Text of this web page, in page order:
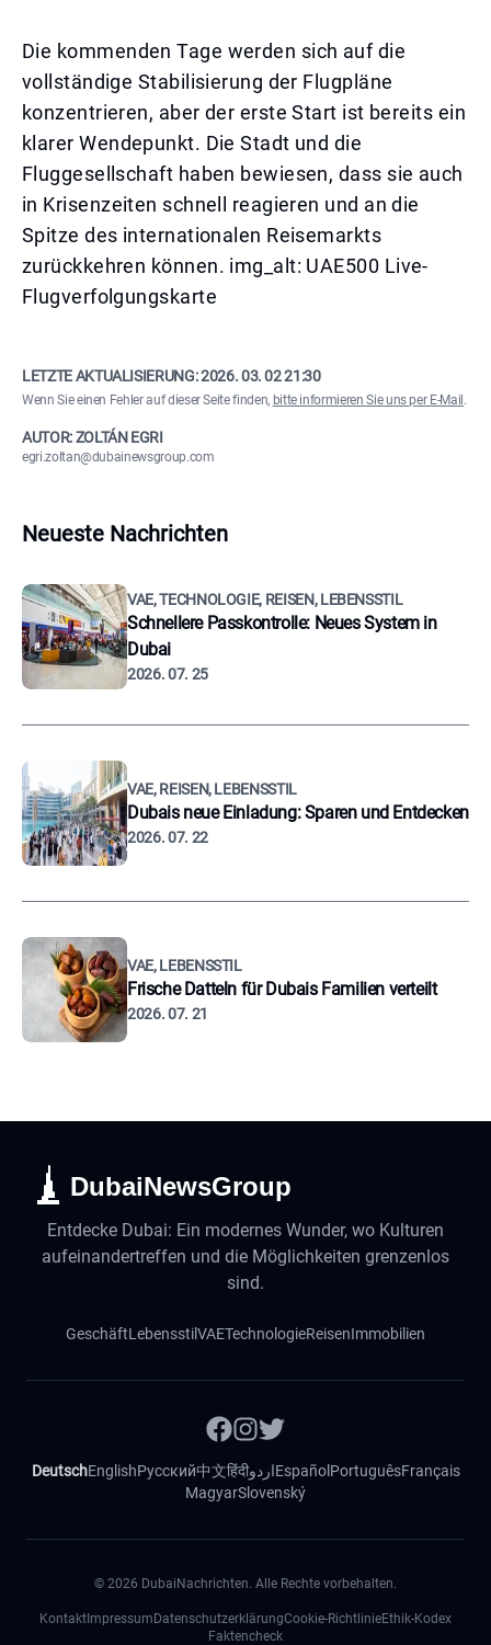
Die kommenden Tage werden sich auf die
vollständige Stabilisierung der Flugpläne
konzentrieren, aber der erste Start ist bereits ein
klarer Wendepunkt. Die Stadt und die
Fluggesellschaft haben bewiesen, dass sie auch
in Krisenzeiten schnell reagieren und an die
Spitze des internationalen Reisemarkts
zurückkehren können. img_alt: UAE500 Live-
Flugverfolgungskarte
LETZTE AKTUALISIERUNG:2026. 03. 02 21:30
Wenn Sie einen Fehler auf dieser Seite finden, bitte informieren Sie uns per E-Mail .
AUTOR: ZOLTÁN EGRI
egri.zoltan@dubainewsgroup.com
Neueste Nachrichten
VAE, TECHNOLOGIE, REISEN, LEBENSSTIL
Schnellere Passkontrolle: Neues System in
Dubai
2026. 07. 25
VAE, REISEN, LEBENSSTIL
Dubais neue Einladung: Sparen und Entdecken
2026. 07. 22
VAE, LEBENSSTIL
Frische Datteln für Dubais Familien verteilt
2026. 07. 21
DubaiNewsGroup
Entdecke Dubai: Ein modernes Wunder, wo Kulturen
aufeinandertreffen und die Möglichkeiten grenzenlos
sind.
GeschäftLebensstilVAETechnologieReisenImmobilien
DeutschEnglishРусский中文हिंदीاردوEspañol PortuguêsFrançais
MagyarSlovenský
© 2026 DubaiNachrichten. Alle Rechte vorbehalten.
Kontakt Impressum DatenschutzerklärungCookie-RichtlinieEthik-Kodex
Faktencheck